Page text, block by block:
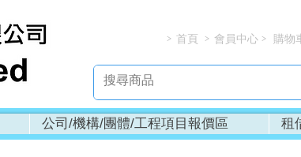
> > >
首頁 會員中心 購物
公司/機構/團體/工程項目報價區 租